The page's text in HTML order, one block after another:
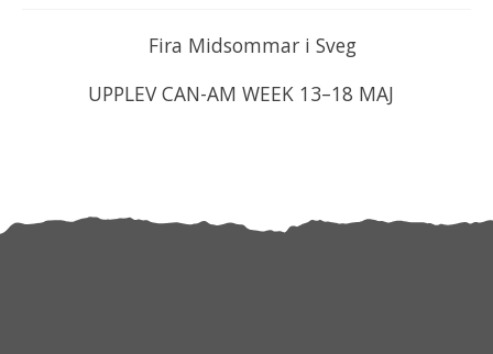
Fira Midsommar i Sveg
UPPLEV CAN-AM WEEK 13–18 MAJ